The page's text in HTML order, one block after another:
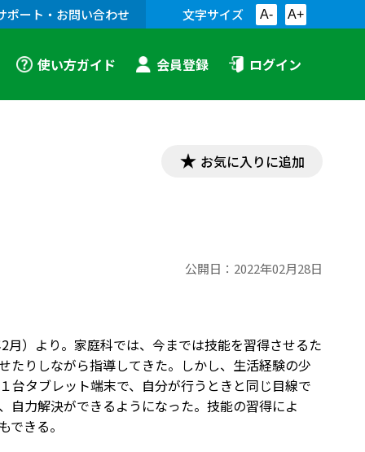
ポート・お問い合わせ 文字サイズ A- A+
使い方ガイド 会員登録 ログイン
お気に入りに追加
公開日： 2022年02月28日
）より。家庭科では、今までは技能を習得させるた
たりしながら指導してきた。しかし、生活経験の少
台タブレット端末で、自分が行うときと同じ目線で
自力解決ができるようになった。技能の習得によ
きる。